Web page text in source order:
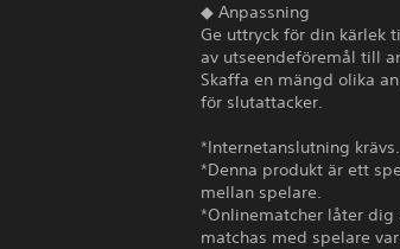
◆ Anpassning
Ge uttryck för din kärlek
av utseendeföremål till
Skaffa en mängd olika
för slutattacker.
*Internetanslutning krävs.
*Denna produkt är ett
mellan spelare.
*Onlinematcher låter dig
matchas med spelare